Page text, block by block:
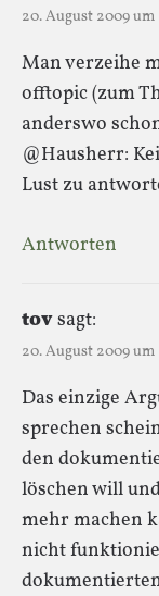
20. August 2009 um
Man verzeihe
offtopic (zum
anderswo
@Hausherr:
Lust zu
Antworten
tovsagt:
20. August 2009 um
Das einzige
sprechen
den
löschen will
mehr machen
nicht